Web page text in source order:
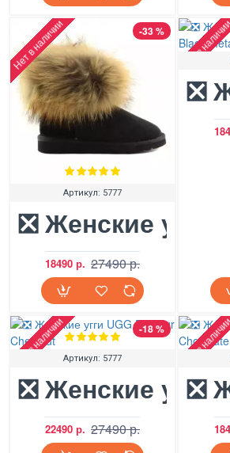
-33 %
Нет в наличии
Артикул: 5777
❎ Женские угги
18490 р. 27490 р.
Нет в
❎
-18 %
Нет в наличииАртикул: 5777
❎ Женские
22490 р. 27490 р.
Нет в
❎